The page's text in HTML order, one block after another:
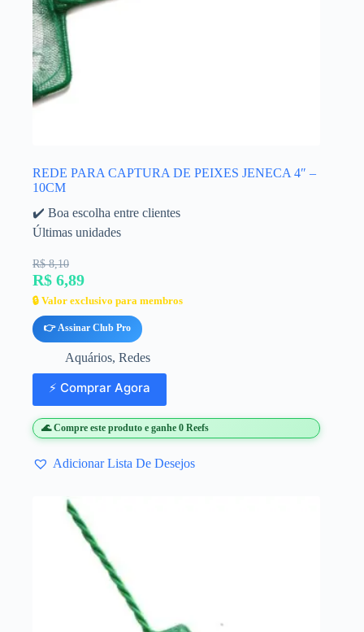
REDE PARA CAPTURA DE PEIXES JENECA 4″ –
10CM
✔️ Boa escolha entre clientes
Últimas unidades
R$ 8,10
R$ 6,89
🔒 Valor exclusivo para membros
👉 Assinar Club Pro
Aquários, Redes
⚡ Comprar Agora
🌊 Compre este produto e ganhe 0 Reefs
Adicionar Lista De Desejos